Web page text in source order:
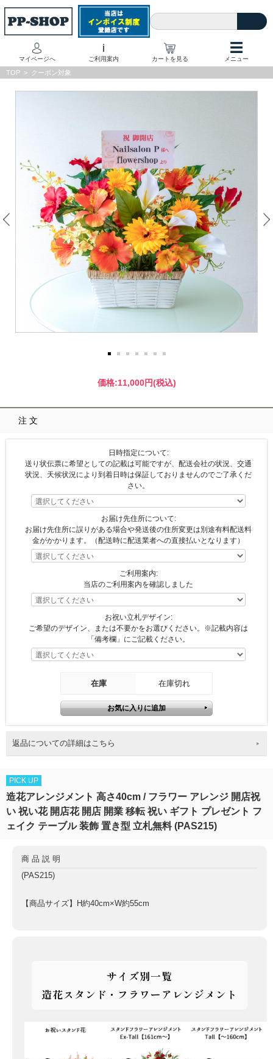
マイページへ
i
ご利用案内 カートを見る
☰
メニュー
TOP > クーポン対象
価格:11,000円(税込)
注文
日時指定について:
送り状伝票に希望としての記載は可能ですが、配送会社の状況、交通
状況、天候状況により到着日時は保証しておりませんのでご了承くだ
さい。
お届け先住所について:
お届け先住所に誤りがある場合や発送後の住所変更は別途有料配送料
金がかかります。（配送時に配送業者への直接払いとなります）
ご利用案内:
当店のご利用案内を確認しました
お祝い立札デザイン:
ご希望のデザイン、または不要かをお選びください。※記載内容は
「備考欄」にご記載ください。
在庫 在庫切れ
返品についての詳細はこちら
PICK UP
造花アレンジメント 高さ40cm / フラワー アレンジ 開店祝
い 祝い花 開店花 開店 開業 移転 祝い ギフト プレゼント フ
ェイク テーブル 装飾 置き型 立札無料 (PAS215)
商品説明
(PAS215)
【商品サイズ】H約40cm×W約55cm
サイズ別一覧
造花スタンド・フラワーアレンジメント